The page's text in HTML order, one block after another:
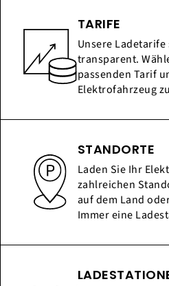
TARIFE
Unsere
transparent.
passenden Tarif
Elektrofahrzeug
STANDORTE
Laden Sie Ihr
zahlreichen
auf dem Land
Immer eine